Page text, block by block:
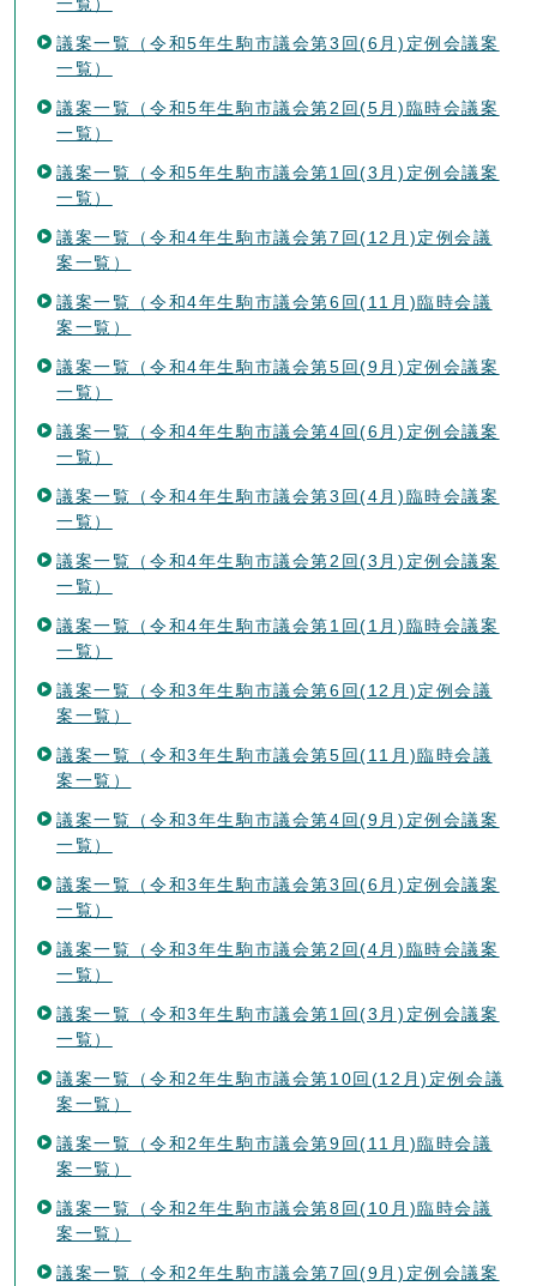
議案一覧（令和5年生駒市議会第3回(6月)定例会議案
一覧）
議案一覧（令和5年生駒市議会第2回(5月)臨時会議案
一覧）
議案一覧（令和5年生駒市議会第1回(3月)定例会議案
一覧）
議案一覧（令和4年生駒市議会第7回(12月)定例会議
案一覧）
議案一覧（令和4年生駒市議会第6回(11月)臨時会議
案一覧）
議案一覧（令和4年生駒市議会第5回(9月)定例会議案
一覧）
議案一覧（令和4年生駒市議会第4回(6月)定例会議案
一覧）
議案一覧（令和4年生駒市議会第3回(4月)臨時会議案
一覧）
議案一覧（令和4年生駒市議会第2回(3月)定例会議案
一覧）
議案一覧（令和4年生駒市議会第1回(1月)臨時会議案
一覧）
議案一覧（令和3年生駒市議会第6回(12月)定例会議
案一覧）
議案一覧（令和3年生駒市議会第5回(11月)臨時会議
案一覧）
議案一覧（令和3年生駒市議会第4回(9月)定例会議案
一覧）
議案一覧（令和3年生駒市議会第3回(6月)定例会議案
一覧）
議案一覧（令和3年生駒市議会第2回(4月)臨時会議案
一覧）
議案一覧（令和3年生駒市議会第1回(3月)定例会議案
一覧）
議案一覧（令和2年生駒市議会第10回(12月)定例会議
案一覧）
議案一覧（令和2年生駒市議会第9回(11月)臨時会議
案一覧）
議案一覧（令和2年生駒市議会第8回(10月)臨時会議
案一覧）
議案一覧（令和2年生駒市議会第7回(9月)定例会議案